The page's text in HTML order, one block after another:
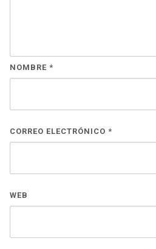
NOMBRE *
CORREO ELECTRÓNICO *
WEB